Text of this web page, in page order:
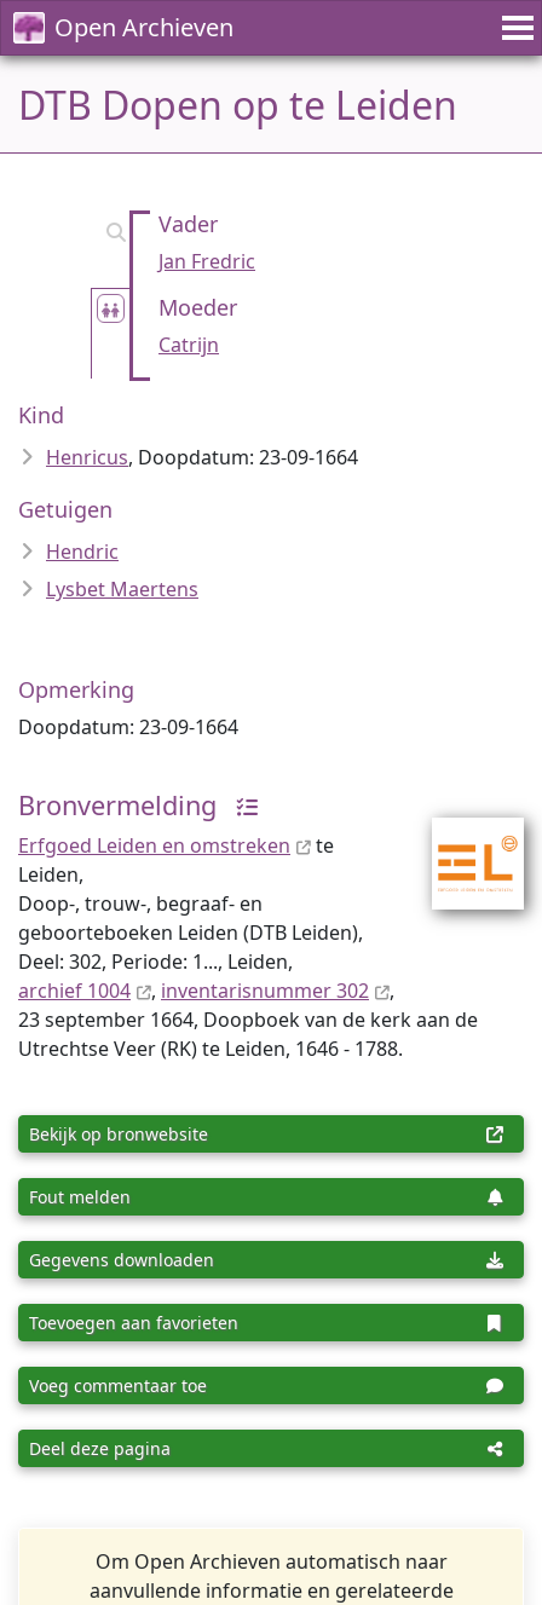
Open Archieven
DTB Dopen op te Leiden
Vader
Jan Fredric
Moeder
Catrijn
Kind
Henricus, Doopdatum: 23-09-1664
Getuigen
Hendric
Lysbet Maertens
Opmerking
Doopdatum: 23-09-1664
Bronvermelding
Erfgoed Leiden en omstreken
te
Leiden,
Doop-, trouw-, begraaf- en
geboorteboeken Leiden (DTB Leiden),
Deel: 302, Periode: 1..., Leiden,
archief 1004
, inventaris­num­mer 302
,
23 september 1664, Doopboek van de kerk aan de
Utrechtse Veer (RK) te Leiden, 1646 - 1788.
Bekijk op bronwebsite
Fout melden
Gegevens downloaden
Toevoegen aan favorieten
Voeg commentaar toe
Deel deze pagina
Om Open Archieven automatisch naar
aanvullende informatie en gerelateerde